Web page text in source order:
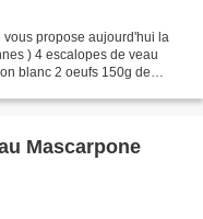
propose aujourd'hui la
) 4 escalopes de veau
blanc 2 oeufs 150g de
Mascarpone